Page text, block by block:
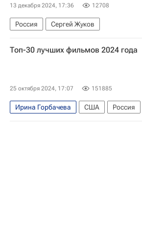
13 декабря 2024, 17:36 12708
Россия
Сергей Жуков
Александр Андрющенко
Константин Хабенский
Топ-30 лучших фильмов 2024 года
25 октября 2024, 17:07 151885
Ирина Горбачева США Россия
Екатерина Мовсесян
Кейт Бланшетт